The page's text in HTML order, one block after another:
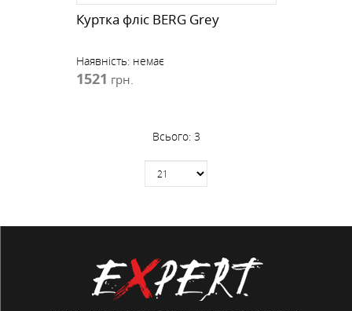
Куртка фліс BERG Grey
Наявність: немає
1521 грн.
Всього: 3